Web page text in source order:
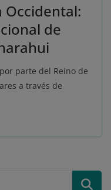
Occidental:
de
parte del Reino de
a través de